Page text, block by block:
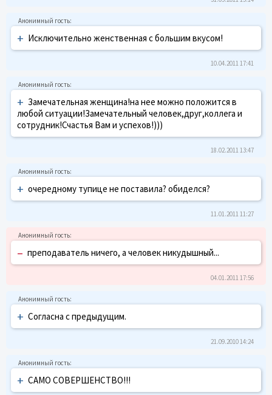
+ Исключительно женственная с большим вкусом!
10.04.2011 17:41
+ Замечательная женщина!на нее можно положится в
любой ситуации!Замечательный человек,друг,коллега и
сотрудник!Счастья Вам и успехов!)))
18.02.2011 13:47
+ очередному тупице не поставила? обиделся?
11.01.2011 11:27
– преподаватель ничего, а человек никудышный...
04.01.2011 17:56
+ Согласна с предыдущим.
21.09.2010 14:24
+ САМО СОВЕРШЕНСТВО!!!